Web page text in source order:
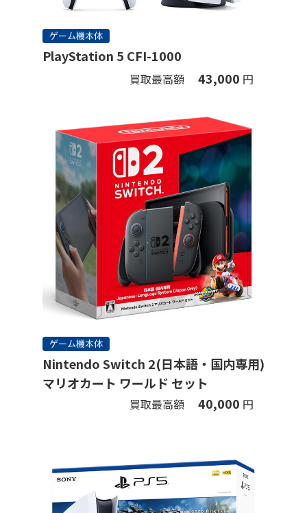
ゲーム機本体
PlayStation 5 CFI-1000
買取最高額 43,000 円
ゲーム機本体
Nintendo Switch 2(日本語・国内専用)
マリオカート ワールド セット
買取最高額 40,000 円